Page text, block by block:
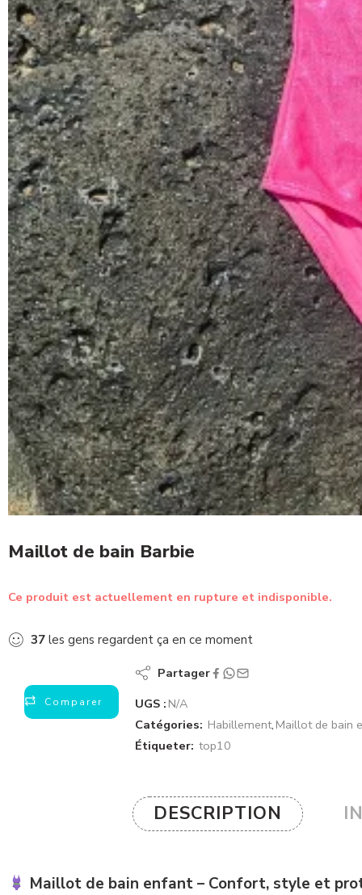
Maillot de bain Barbie
Ce produit est actuellement en rupture et indisponible.
37 les gens regardent ça en ce moment
Comparer
Partager
UGS : N/A
Catégories: Habillement, Maillot de bain
Étiqueter: top10
DESCRIPTION
Maillot de bain enfant – Confort, style et